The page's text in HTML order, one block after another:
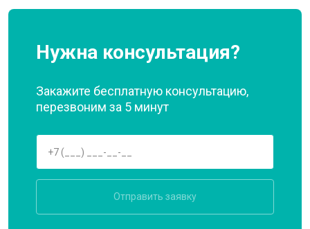
Нужна консультация?
Закажите бесплатную консультацию,
перезвоним за 5 минут
Отправить заявку